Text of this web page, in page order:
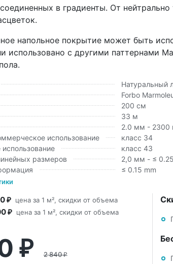
в градиенты. От
напольное покрытие может быть
использовано с другими паттернами
Натуральный
Forbo
200 см
33 м
2.0 мм - 2300
использование
класс 34
класс 43
размеров
2,0 мм - ≤
≤ 0.15 mm
₽
цена за 1 м², скидки от объема
₽ цена за 1 м², скидки от объема
₽ 2 840₽